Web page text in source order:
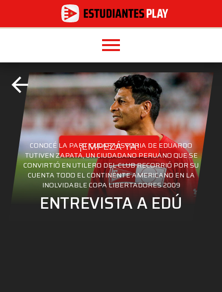
menu
arrow_back
CONOCÉ LA PARTICULAR HISTORIA DE EDUARDO
TUTIVEN ZAPATA, UN CIUDADANO PERUANO QUE SE
CONVIRTIÓ EN UTILERO DEL CLUB RECORRIÓ POR SU
CUENTA TODO EL CONTINENTE AMERICANO EN LA
INOLVIDABLE COPA LIBERTADORES 2009
ENTREVISTA A EDÚ
¡EMPEZÁ YA!